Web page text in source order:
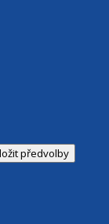
předvolby